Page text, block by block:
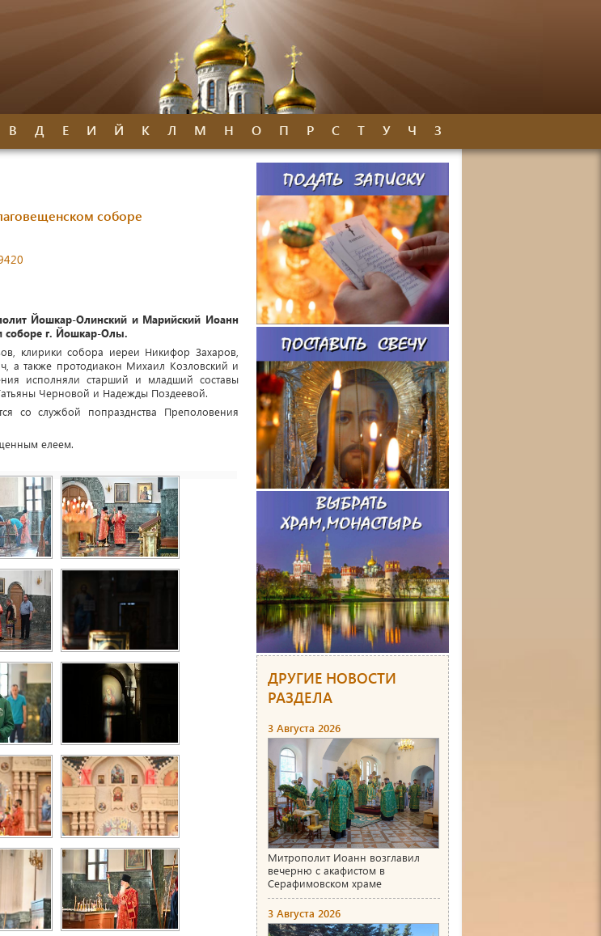
В Д Е И Й К Л М Н О П Р С Т У Ч З
соборе
Йошкар-Олинский и Марийский Иоанн
соборе г. Йошкар-Олы.
клирики собора иереи Никифор Захаров,
а также протодиакон Михаил Козловский и
исполняли старший и младший составы
Черновой и Надежды Поздеевой.
со службой попразднства Преполовения
елеем.
ДРУГИЕ НОВОСТИ
РАЗДЕЛА
3 Августа 2026
Митрополит Иоанн возглавил
вечерню с акафистом в
Серафимовском храме
3 Августа 2026